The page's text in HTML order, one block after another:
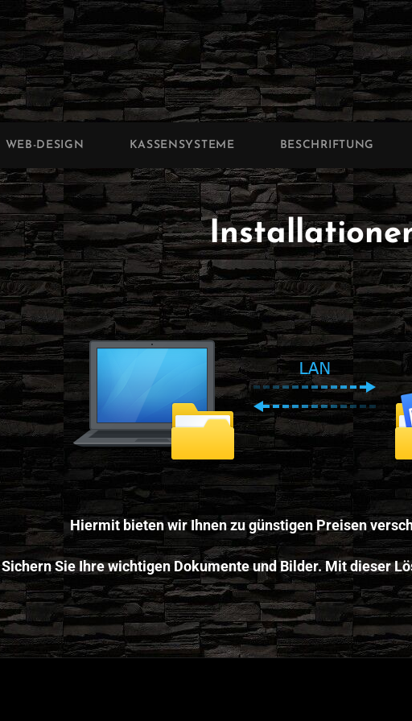
LETA-TEC
WEB-DESIGN KASSENSYSTEME BESCHRIFTUNG
Hiermit bieten wir Ihnen zu günstigen Preisen
Sichern Sie Ihre wichtigen Dokumente und Bilder. Mit dieser